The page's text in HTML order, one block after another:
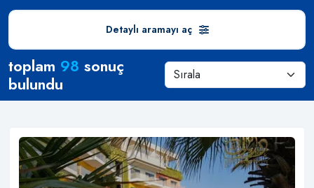
Arama SonuçlarıDetaylı aramayı aç
toplam 98 sonuç
bulundu